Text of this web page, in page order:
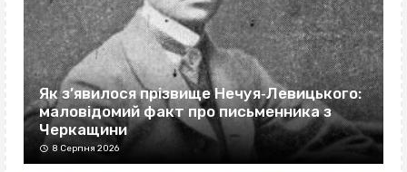
Як з’явилося прізвище Нечуя‐Левицького:
маловідомий факт про письменника з
Черкащини
8 Серпня 2026